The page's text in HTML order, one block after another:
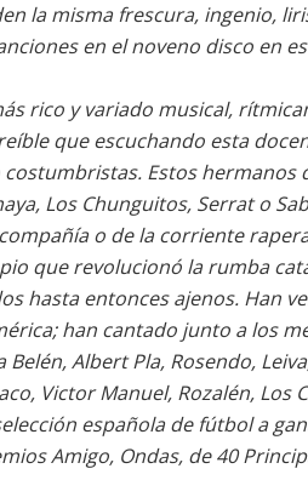
la misma frescura, ingenio,
en el noveno disco en
rico y variado musical,
que escuchando esta
Estos hermanos
Los Chunguitos, Serrat o
o de la corriente
que revolucionó la rumba
hasta entonces ajenos. Han
han cantado junto a los
Belén, Albert Pla, Rosendo,
Victor Manuel, Rozalén, Los
española de fútbol a
Amigo, Ondas, de 40